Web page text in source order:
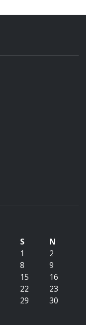
S
N
1
2
8
9
15
16
22
23
29
30